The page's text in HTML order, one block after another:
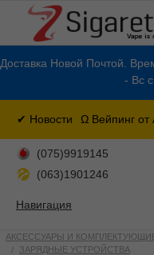
Доставка Новой Почтой.
- Вс
✔ Новости Ω Вейпинг от
(075)9919145
(063)1901246
Навигация
АКСЕССУАРЫ И
ЗАРЯДНЫЕ УСТРОЙСТВА